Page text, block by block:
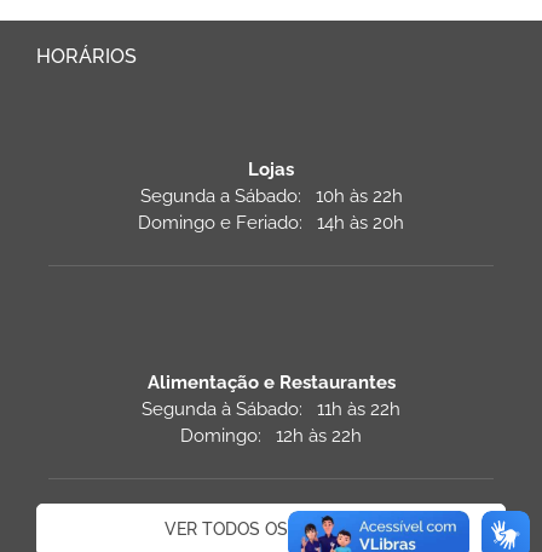
HORÁRIOS
Lojas
Segunda a Sábado: 10h às 22h
Domingo e Feriado: 14h às 20h
Alimentação e Restaurantes
Segunda à Sábado: 11h às 22h
Domingo: 12h às 22h
VER TODOS OS HORÁRIOS